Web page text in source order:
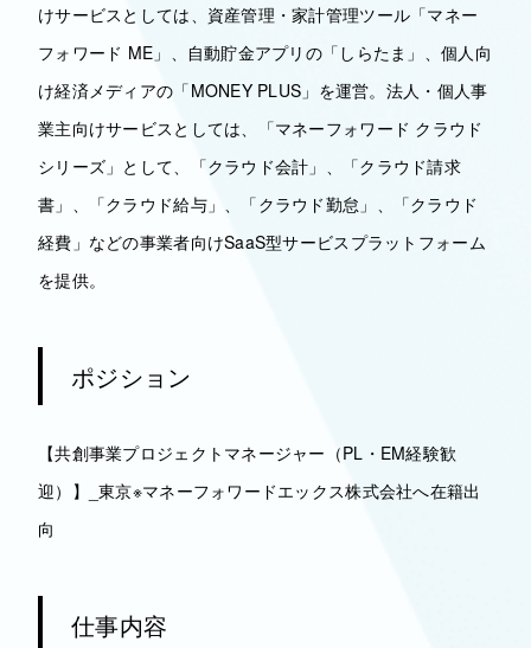
けサービスとしては、資産管理・家計管理ツール「マネー
フォワード ME」、自動貯金アプリの「しらたま」、個人向
け経済メディアの「MONEY PLUS」を運営。法人・個人事
業主向けサービスとしては、「マネーフォワード クラウド
シリーズ」として、「クラウド会計」、「クラウド請求
書」、「クラウド給与」、「クラウド勤怠」、「クラウド
経費」などの事業者向けSaaS型サービスプラットフォーム
を提供。
ポジション
【共創事業プロジェクトマネージャー（PL・EM経験歓
迎）】_東京※マネーフォワードエックス株式会社へ在籍出
向
仕事内容